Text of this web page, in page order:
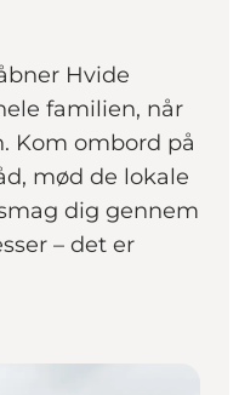
Hvide
familien, når
Kom ombord på
mød de lokale
dig gennem
– det er